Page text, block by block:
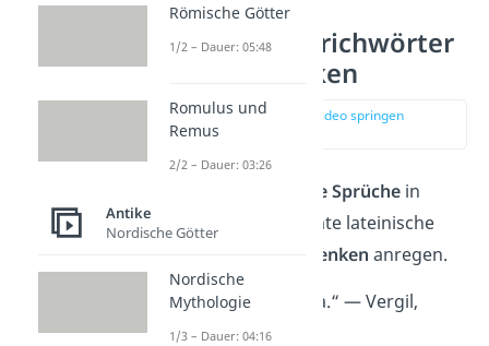
Lateinische Sprichwörter
zum Nachdenken
zur Stelle im Video springen
10 kurze Sprüchein
Latein.Es sind berühmte lateinische
Nachdenken anregen.
„Amor vincit omnia.“ — Vergil,
römischer Dichter
Römische Götter
1/2 – Dauer: 05:48
Romulus und
Remus
2/2 – Dauer: 03:26
Antike
Nordische Götter
Nordische
Mythologie
1/3 – Dauer: 04:16